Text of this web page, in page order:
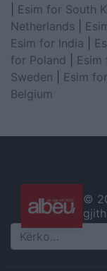
Esim for South
Netherlands
Esim for India
for Poland
Sweden
Esim
Belgium
©
Search